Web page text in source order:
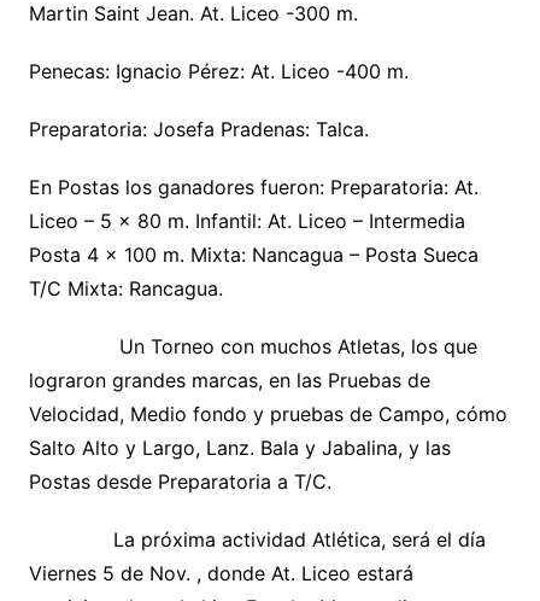
Martin Saint Jean. At. Liceo -300 m.
Penecas: Ignacio Pérez: At. Liceo -400 m.
Preparatoria: Josefa Pradenas: Talca.
En Postas los ganadores fueron: Preparatoria: At.
Liceo – 5 x 80 m. Infantil: At. Liceo – Intermedia
Posta 4 x 100 m. Mixta: Nancagua – Posta Sueca
T/C Mixta: Rancagua.
Un Torneo con muchos Atletas, los que
lograron grandes marcas, en las Pruebas de
Velocidad, Medio fondo y pruebas de Campo, cómo
Salto Alto y Largo, Lanz. Bala y Jabalina, y las
Postas desde Preparatoria a T/C.
La próxima actividad Atlética, será el día
Viernes 5 de Nov. , donde At. Liceo estará